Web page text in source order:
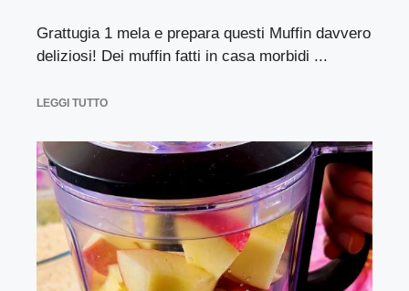
Grattugia 1 mela e prepara questi Muffin davvero
deliziosi! Dei muffin fatti in casa morbidi ...
LEGGI TUTTO